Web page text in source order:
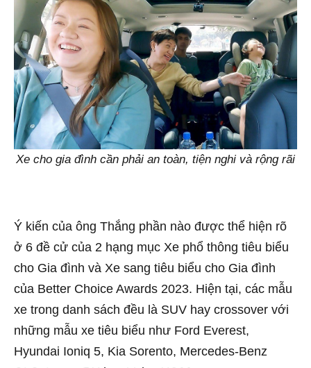
Xe cho gia đình cần phải an toàn, tiện nghi và rộng rãi
Ý kiến của ông Thắng phần nào được thể hiện rõ
ở 6 đề cử của 2 hạng mục Xe phổ thông tiêu biểu
cho Gia đình và Xe sang tiêu biểu cho Gia đình
của Better Choice Awards 2023. Hiện tại, các mẫu
xe trong danh sách đều là SUV hay crossover với
những mẫu xe tiêu biểu như Ford Everest,
Hyundai Ioniq 5, Kia Sorento, Mercedes-Benz